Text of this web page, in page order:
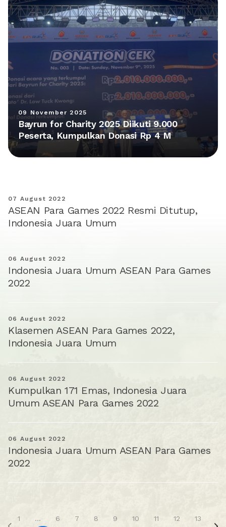
09 November 2025
Bayrun for Charity 2025 Diikuti 9.000
Peserta, Kumpulkan Donasi Rp 4 M
07 August 2022
ASEAN Para Games 2022 Resmi Ditutup,
Indonesia Juara Umum
06 August 2022
Indonesia Juara Umum ASEAN Para Games
2022
06 August 2022
Klasemen ASEAN Para Games 2022,
Indonesia Juara Umum
06 August 2022
Kumpulkan 171 Emas, Indonesia Juara
Umum ASEAN Para Games 2022
06 August 2022
Indonesia Juara Umum ASEAN Para Games
2022
1 ... 6 7 8 9 10 11 12 13